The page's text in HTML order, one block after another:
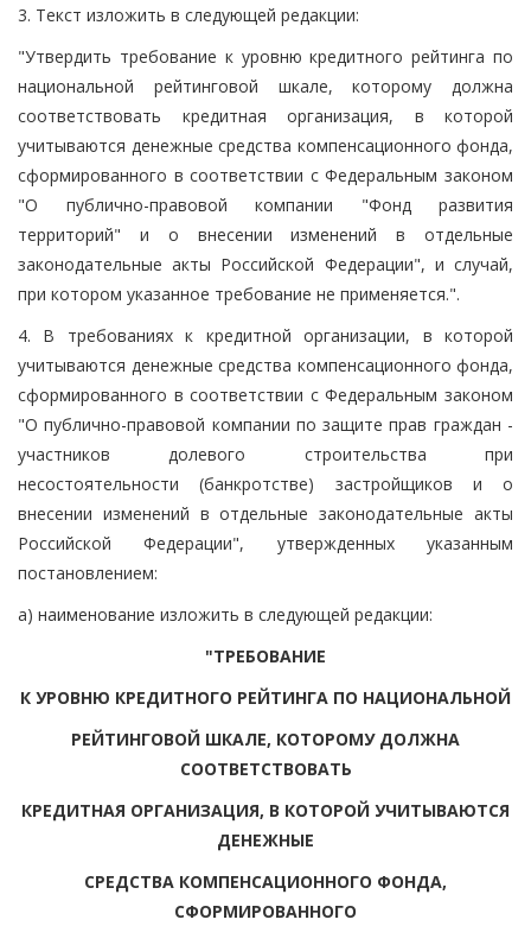
3. Текст изложить в следующей редакции:
"Утвердить требование к уровню кредитного рейтинга по
национальной рейтинговой шкале, которому должна
соответствовать кредитная организация, в которой
учитываются денежные средства компенсационного фонда,
сформированного в соответствии с Федеральным законом
"О публично-правовой компании "Фонд развития
территорий" и о внесении изменений в отдельные
законодательные акты Российской Федерации", и случай,
при котором указанное требование не применяется.".
4. В требованиях к кредитной организации, в которой
учитываются денежные средства компенсационного фонда,
сформированного в соответствии с Федеральным законом
"О публично-правовой компании по защите прав граждан -
участников долевого строительства при
несостоятельности (банкротстве) застройщиков и о
внесении изменений в отдельные законодательные акты
Российской Федерации", утвержденных указанным
постановлением:
а) наименование изложить в следующей редакции:
"ТРЕБОВАНИЕ
К УРОВНЮ КРЕДИТНОГО РЕЙТИНГА ПО НАЦИОНАЛЬНОЙ
РЕЙТИНГОВОЙ ШКАЛЕ, КОТОРОМУ ДОЛЖНА
СООТВЕТСТВОВАТЬ
КРЕДИТНАЯ ОРГАНИЗАЦИЯ, В КОТОРОЙ УЧИТЫВАЮТСЯ
ДЕНЕЖНЫЕ
СРЕДСТВА КОМПЕНСАЦИОННОГО ФОНДА,
СФОРМИРОВАННОГО